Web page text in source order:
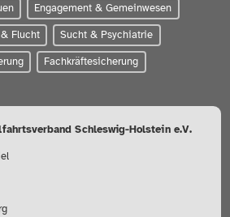
Engagement & Gemeinwesen
Flucht Sucht & Psychiatrie
Fachkräftesicherung
Schleswig-Holstein e.V.